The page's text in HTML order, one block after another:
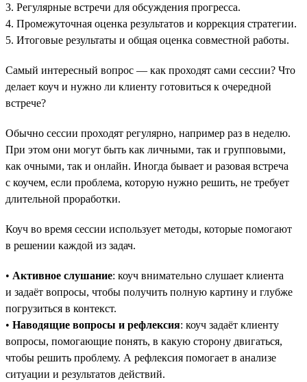
3. Регулярные встречи для обсуждения прогресса.
4. Промежуточная оценка результатов и коррекция стратегии.
5. Итоговые результаты и общая оценка совместной работы.
Самый интересный вопрос — как проходят сами сессии? Что
делает коуч и нужно ли клиенту готовиться к очередной
встрече?
Обычно сессии проходят регулярно, например раз в неделю.
При этом они могут быть как личными, так и групповыми,
как очными, так и онлайн. Иногда бывает и разовая встреча
с коучем, если проблема, которую нужно решить, не требует
длительной проработки.
Коуч во время сессии использует методы, которые помогают
в решении каждой из задач.
• Активное слушание: коуч внимательно слушает клиента
и задаёт вопросы, чтобы получить полную картину и глубже
погрузиться в контекст.
• Наводящие вопросы и рефлексия: коуч задаёт клиенту
вопросы, помогающие понять, в какую сторону двигаться,
чтобы решить проблему. А рефлексия помогает в анализе
ситуации и результатов действий.